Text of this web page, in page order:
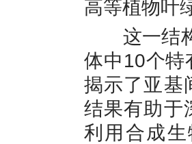
高等植物叶
这一结
体中10个特
揭示了亚基
结果有助于
利用合成